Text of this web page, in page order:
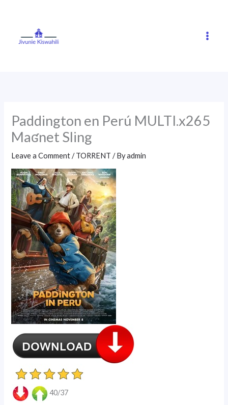
Paddington en Perú MULTI.x265
Maʛnet Sling
Leave a Comment /TORRENT / Byadmin
40/37